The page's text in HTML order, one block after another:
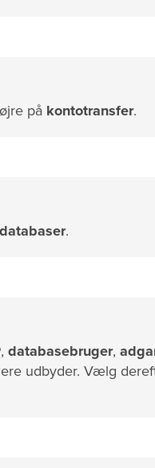
på kontotransfer.
.
, databasebruger,
udbyder. Vælg